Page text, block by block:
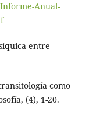
Anual-
entre
como
(4), 1-20.